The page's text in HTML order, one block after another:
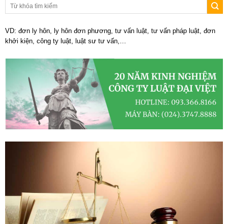
VD: đơn ly hôn, ly hôn đơn phương, tư vấn luật, tư vấn pháp luật, đơn
khởi kiện, công ty luật, luật sư tư vấn,…